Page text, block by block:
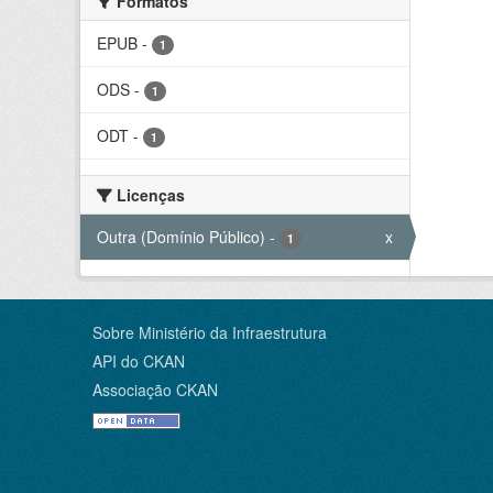
EPUB - 1
ODS - 1
ODT - 1
Licenças
Outra (Domínio Público) - 1 x
Sobre Ministério da Infraestrutura
API do CKAN
Associação CKAN